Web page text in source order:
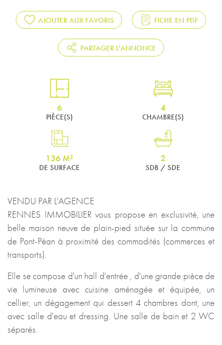
AJOUTER AUX FAVORIS FICHE EN PDF
PARTAGER L'ANNONCE
6
PIÈCE(S)
4
CHAMBRE(S)
136 M²
DE SURFACE
2
SDB / SDE
VENDU PAR L'AGENCE
RENNES IMMOBILIER vous propose en exclusivité, une
belle maison neuve de plain-pied située sur la commune
de Pont-Péan à proximité des commodités (commerces et
transports).
Elle se compose d'un hall d'entrée , d'une grande pièce de
vie lumineuse avec cuisine aménagée et équipée, un
cellier, un dégagement qui dessert 4 chambres dont, une
avec salle d'eau et dressing. Une salle de bain et 2 WC
séparés.